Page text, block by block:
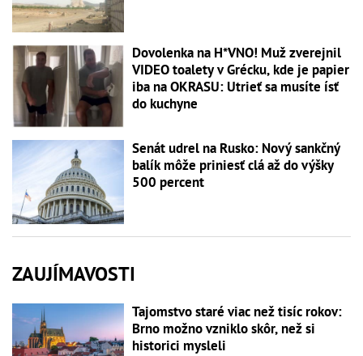
Dovolenka na H*VNO! Muž zverejnil
VIDEO toalety v Grécku, kde je papier
iba na OKRASU: Utrieť sa musíte ísť
do kuchyne
Senát udrel na Rusko: Nový sankčný
balík môže priniesť clá až do výšky
500 percent
ZAUJÍMAVOSTI
Tajomstvo staré viac než tisíc rokov:
Brno možno vzniklo skôr, než si
historici mysleli